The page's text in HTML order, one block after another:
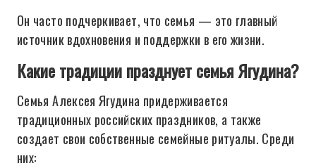
Он часто подчеркивает, что семья — это главный
источник вдохновения и поддержки в его жизни.
Какие традиции празднует семья Ягудина?
Семья Алексея Ягудина придерживается
традиционных российских праздников, а также
создает свои собственные семейные ритуалы. Среди
них: